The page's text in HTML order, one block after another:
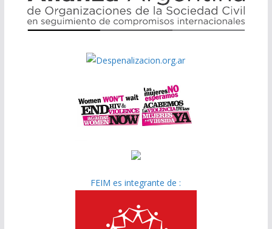
FEIM es integrante de :